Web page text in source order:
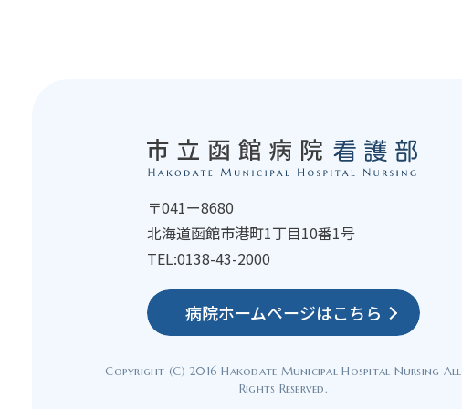
〒041ー8680
北海道函館市港町1丁目10番1号
TEL:0138-43-2000
病院ホームページはこちら
Copyright (C) 2016 Hakodate Municipal Hospital Nursing All
Rights Reserved.